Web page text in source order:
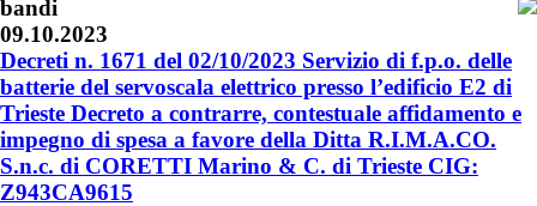
bandi
09.10.2023
Decreti n. 1671 del 02/10/2023 Servizio di f.p.o. delle
batterie del servoscala elettrico presso l’edificio E2 di
Trieste Decreto a contrarre, contestuale affidamento e
impegno di spesa a favore della Ditta R.I.M.A.CO.
S.n.c. di CORETTI Marino & C. di Trieste CIG:
Z943CA9615